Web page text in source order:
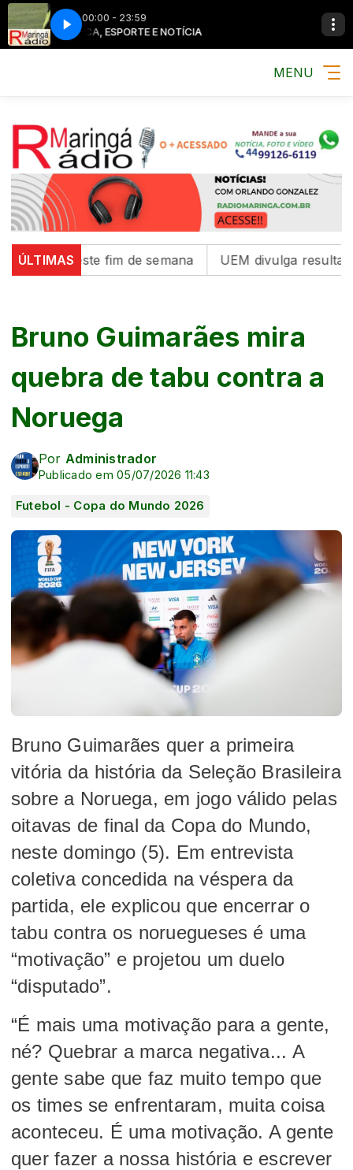
00:00 - 23:59
MÚSICA, ESPORTE E NOTÍCIA MÚSICA,
MENU
ÚLTIMAS
neste fim de semana UEM divulga resultado do
Bruno Guimarães mira
quebra de tabu contra a
Noruega
Por Administrador
Publicado em 05/07/2026 11:43
Futebol - Copa do Mundo 2026
Bruno Guimarães quer a primeira
vitória da história da Seleção Brasileira
sobre a Noruega, em jogo válido pelas
oitavas de final da Copa do Mundo,
neste domingo (5). Em entrevista
coletiva concedida na véspera da
partida, ele explicou que encerrar o
tabu contra os noruegueses é uma
“motivação” e projetou um duelo
“disputado”.
“É mais uma motivação para a gente,
né? Quebrar a marca negativa... A
gente sabe que faz muito tempo que
os times se enfrentaram, muita coisa
aconteceu. É uma motivação. A gente
quer fazer a nossa história e escrever